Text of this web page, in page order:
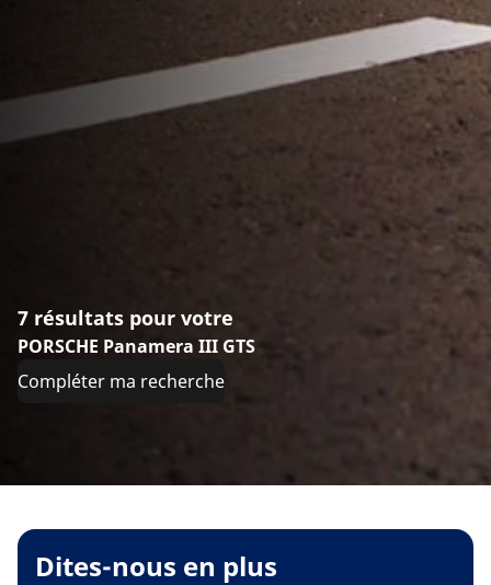
7 résultats pour votre
PORSCHE Panamera III GTS
Compléter ma recherche
Dites-nous en plus